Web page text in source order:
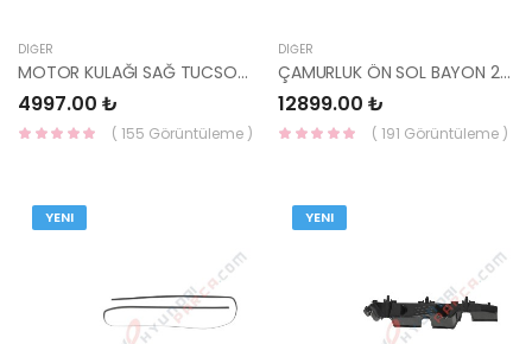
DIĞER
MOTOR KULAĞI SAĞ TUCSON DİZEL 21810-2E200-HMC
4997.00 ₺
( 155 Görüntüleme )
DIĞER
ÇAMURLUK ÖN SOL BAYON 2020- 66311-Q0450-MOBIS-S
12899.00 ₺
( 191 Görüntüleme )
YENI YENI